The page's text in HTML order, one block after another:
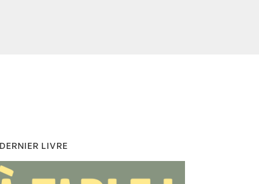
LIVRE